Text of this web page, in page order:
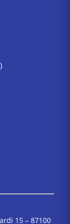
15 – 87100